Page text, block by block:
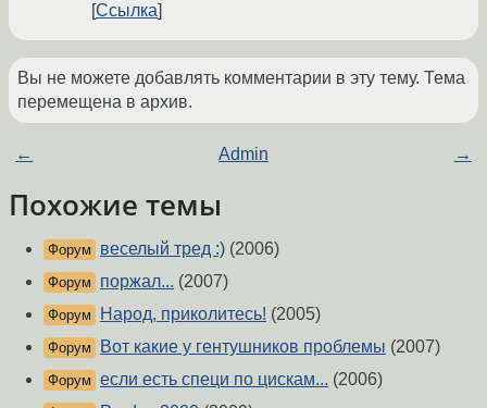
Ссылка
Вы не можете добавлять комментарии в эту тему. Тема
перемещена в архив.
← Admin →
Похожие темы
Форум веселый тред :) (2006)
Форум поржал... (2007)
Форум Народ, приколитесь! (2005)
Форум Вот какие у гентушников проблемы (2007)
Форум если есть специ по цискам... (2006)